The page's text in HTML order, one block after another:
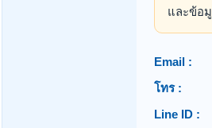
และข้อ
Email :
โทร :
Line ID :